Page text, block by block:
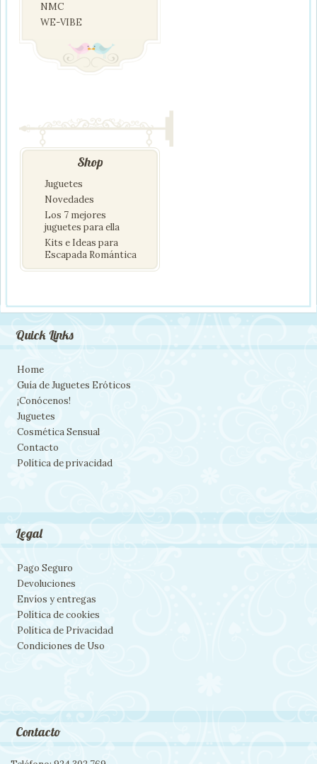
NMC
WE-VIBE
Shop
Juguetes
Novedades
Los 7 mejores
juguetes para ella
Kits e Ideas para
Escapada Romántica
Quick Links
Home
Guía de Juguetes Eróticos
¡Conócenos!
Juguetes
Cosmética Sensual
Contacto
Política de privacidad
Legal
Pago Seguro
Devoluciones
Envíos y entregas
Política de cookies
Política de Privacidad
Condiciones de Uso
Contacto